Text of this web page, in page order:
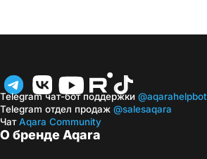
О бренде Aqara
Telegram чат-бот поддержки @aqarahelpbot
Telegram отдел продаж @salesaqara
ЧатAqara Community